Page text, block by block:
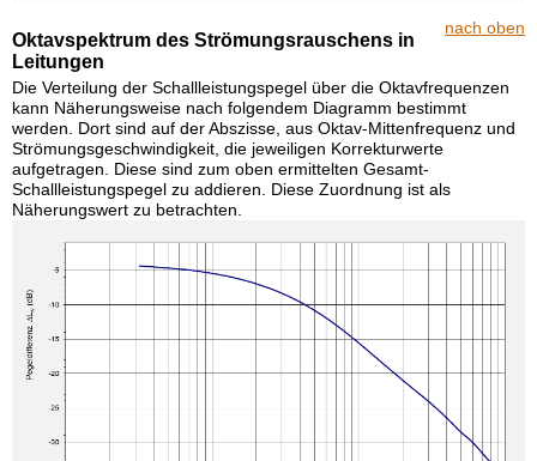
nach oben
Oktavspektrum des Strömungsrauschens in
Leitungen
Die Verteilung der Schallleistungspegel über die Oktavfrequenzen
kann Näherungsweise nach folgendem Diagramm bestimmt
werden. Dort sind auf der Abszisse, aus Oktav-Mittenfrequenz und
Strömungsgeschwindigkeit, die jeweiligen Korrekturwerte
aufgetragen. Diese sind zum oben ermittelten Gesamt-
Schallleistungspegel zu addieren. Diese Zuordnung ist als
Näherungswert zu betrachten.